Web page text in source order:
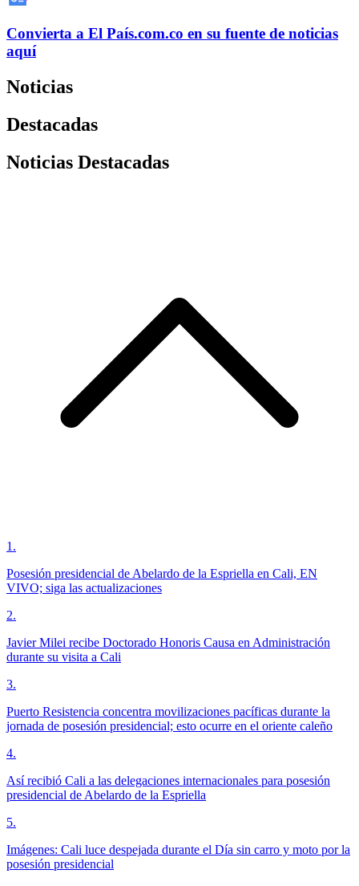
Convierta a El País.com.co en su fuente de noticias
aquí
Noticias
Destacadas
Noticias Destacadas
1 .
Posesión presidencial de Abelardo de la Espriella en Cali, EN
VIVO; siga las actualizaciones
2.
Javier Milei recibe Doctorado Honoris Causa en Administración
durante su visita a Cali
3.
Puerto Resistencia concentra movilizaciones pacíficas durante la
jornada de posesión presidencial; esto ocurre en el oriente caleño
4.
Así recibió Cali a las delegaciones internacionales para posesión
presidencial de Abelardo de la Espriella
5.
Imágenes: Cali luce despejada durante el Día sin carro y moto por la
posesión presidencial